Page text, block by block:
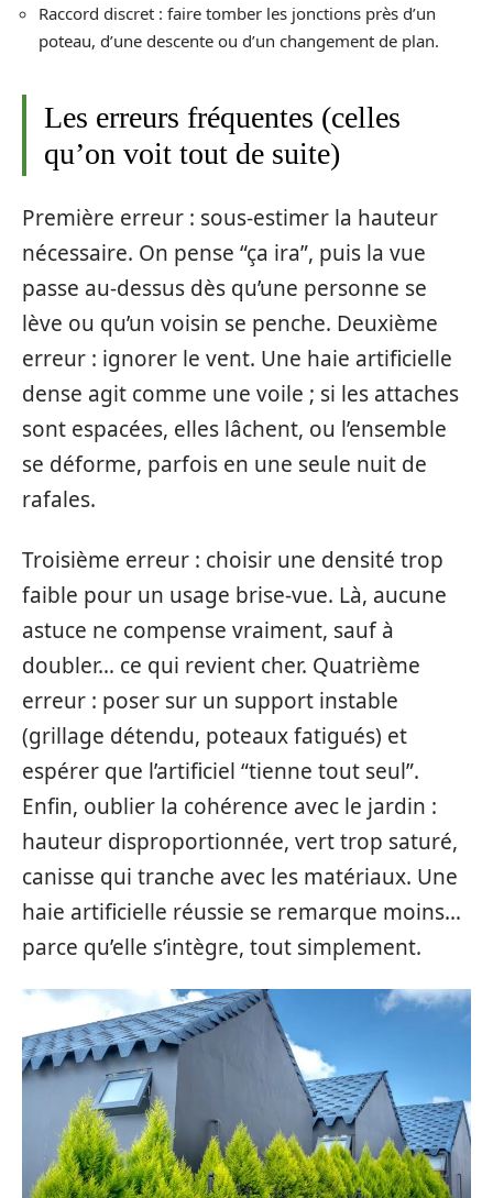
Raccord discret : faire tomber les jonctions près d’un
poteau, d’une descente ou d’un changement de plan.
Les erreurs fréquentes (celles
qu’on voit tout de suite)
Première erreur : sous-estimer la hauteur
nécessaire. On pense “ça ira”, puis la vue
passe au-dessus dès qu’une personne se
lève ou qu’un voisin se penche. Deuxième
erreur : ignorer le vent. Une haie artificielle
dense agit comme une voile ; si les attaches
sont espacées, elles lâchent, ou l’ensemble
se déforme, parfois en une seule nuit de
rafales.
Troisième erreur : choisir une densité trop
faible pour un usage brise-vue. Là, aucune
astuce ne compense vraiment, sauf à
doubler… ce qui revient cher. Quatrième
erreur : poser sur un support instable
(grillage détendu, poteaux fatigués) et
espérer que l’artificiel “tienne tout seul”.
Enfin, oublier la cohérence avec le jardin :
hauteur disproportionnée, vert trop saturé,
canisse qui tranche avec les matériaux. Une
haie artificielle réussie se remarque moins…
parce qu’elle s’intègre, tout simplement.